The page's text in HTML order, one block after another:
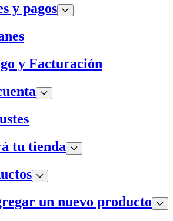
y pagos
y Facturación
tu tienda
un nuevo producto